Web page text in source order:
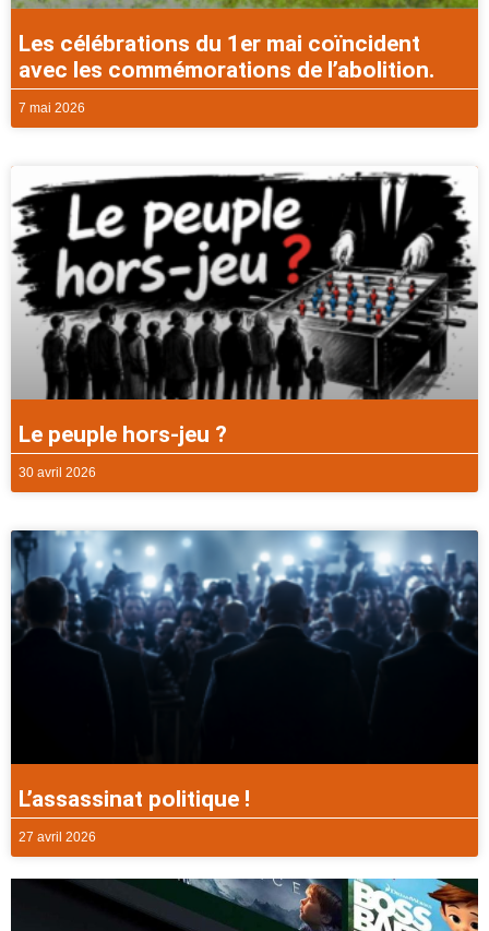
Les célébrations du 1er mai coïncident
avec les commémorations de l’abolition.
7 mai 2026
Le peuple hors-jeu ?
30 avril 2026
L’assassinat politique !
27 avril 2026